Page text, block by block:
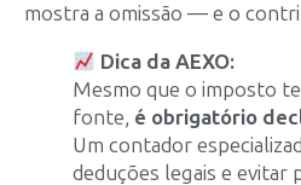
mostra a omissão — e o
Dica da AEXO:
Mesmo que o imposto
fonte, é obrigatório
Um contador
deduções legais e evitar